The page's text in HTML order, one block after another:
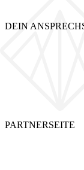
PARTNERSEITE
DEIN